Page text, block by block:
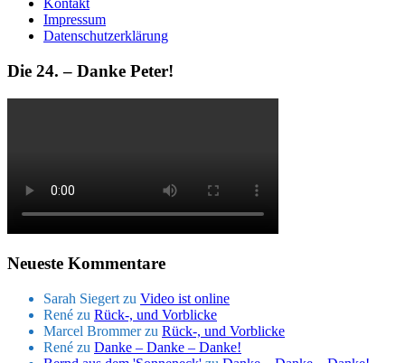
Kontakt
Impressum
Datenschutzerklärung
Die 24. – Danke Peter!
Neueste Kommentare
Sarah Siegert zu Video ist online
René zu Rück-, und Vorblicke
Marcel Brommerzu Rück-, und Vorblicke
René zu Danke – Danke – Danke!